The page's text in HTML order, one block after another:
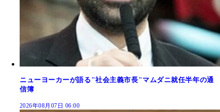
ニューヨーカーが語る"社会主義市長"マムダニ就任半年の通
信簿
2026年08月07日 06:00